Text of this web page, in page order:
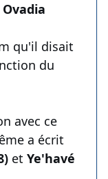
Ovadia
qu'il disait
du
avec ce
a écrit
et Ye'havé